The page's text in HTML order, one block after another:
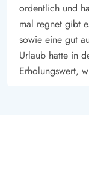
ordentlich und
mal regnet gibt
sowie eine gut
Urlaub hatte in
Erholungswert,